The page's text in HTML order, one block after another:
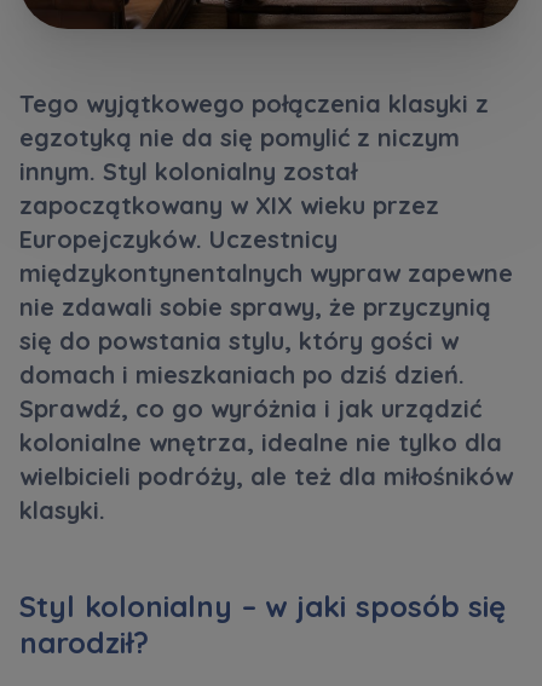
Tego wyjątkowego połączenia klasyki z
egzotyką nie da się pomylić z niczym
innym. Styl kolonialny został
zapoczątkowany w XIX wieku przez
Europejczyków. Uczestnicy
międzykontynentalnych wypraw zapewne
nie zdawali sobie sprawy, że przyczynią
się do powstania stylu, który gości w
domach i mieszkaniach po dziś dzień.
Sprawdź, co go wyróżnia i jak urządzić
kolonialne wnętrza, idealne nie tylko dla
wielbicieli podróży, ale też dla miłośników
klasyki.
Styl kolonialny – w jaki sposób się
narodził?
E-mail
Zamawiam obsługę w języku ukraińskim (Замовляю
контакт українською мовою)
Wyrażam wszystkie zgody
Informujemy, że w trosce o najwyższą jakość i... *
Rozwiń
Wyrażam zgodę na otrzymywanie informacji
handlowych od
Rozwiń
Każdej osobie przysługuje prawo dostępu do
treści swoich... *
Zawiadomienia o nabyciu lub posiadaniu znacznego
pakietu akcji proszę wysyłać na
Кожна особа має право отримати доступ до
Регламент надання електронних послуг товариством гк
Murapol
Зв’яжіться з нами